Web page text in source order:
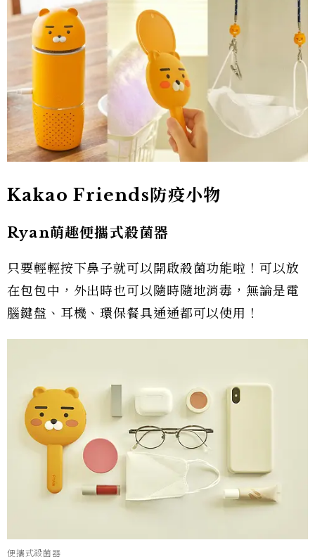
Kakao Friends防疫小物
Ryan萌趣便攜式殺菌器
只要輕輕按下鼻子就可以開啟殺菌功能啦！可以放
在包包中，外出時也可以隨時隨地消毒，無論是電
腦鍵盤、耳機、環保餐具通通都可以使用！
便攜式殺菌器